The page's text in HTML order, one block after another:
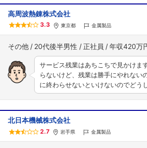
高周波熱錬株式会社
3.3 東京都 金属製品
その他 20代後半男性 正社員 年収420万
サービス残業はあちこちで見かけま
らないけど、残業は勝手にやれない
に終わらせないといけないのでどう
北日本機械株式会社
2.7 岩手県 金属製品